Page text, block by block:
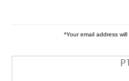
Your email address
*